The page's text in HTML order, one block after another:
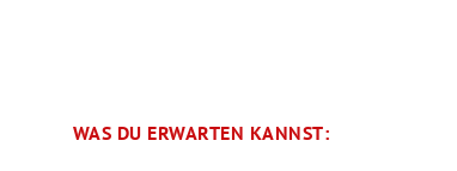
WAS DU ERWARTEN KANNST: